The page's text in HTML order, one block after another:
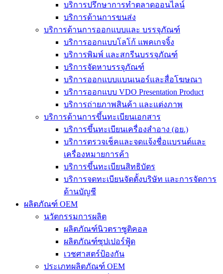
บริการปรึกษาการทำตลาดออนไลน์
บริการด้านการขนส่ง
บริการด้านการออกแบบและ บรรจุภัณฑ์
บริการออกแบบโลโก้ แพคเกจจิ้ง
บริการพิมพ์ และสกรีนบรรจุภัณฑ์
บริการจัดหาบรรจุภัณฑ์
บริการออกแบบแบนเนอร์และสื่อโฆษณา
บริการออกแบบ VDO Presentation Product
บริการถ่ายภาพสินค้า และแต่งภาพ
บริการด้านการขึ้นทะเบียนเอกสาร
บริการขึ้นทะเบียนเครื่องสำอาง (อย.)
บริการตรวจเช็คและจดแจ้งชื่อแบรนด์และ
เครื่องหมายการค้า
บริการขึ้นทะเบียนสิทธิบัตร
บริการจดทะเบียนจัดตั้งบริษัท และการจัดการ
ด้านบัญชี
ผลิตภัณฑ์ OEM
นวัตกรรมการผลิต
ผลิตภัณฑ์นิวตราซูติคอล
ผลิตภัณฑ์ซุปเปอร์ฟู้ด
เวชศาสตร์ป้องกัน
ประเภทผลิตภัณฑ์ OEM